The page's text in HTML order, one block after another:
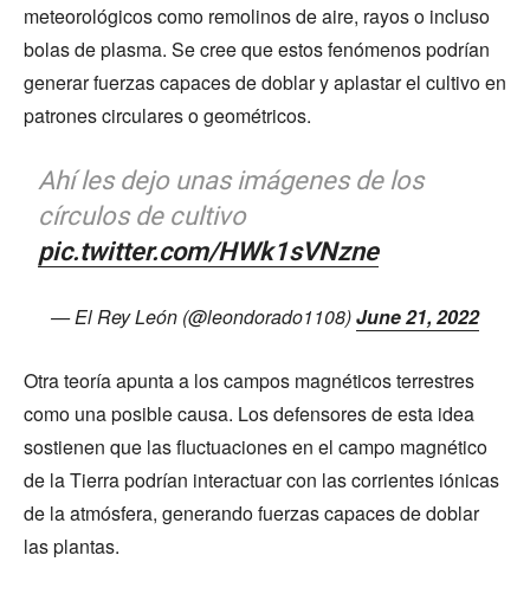
meteorológicos como remolinos de aire, rayos o incluso
bolas de plasma. Se cree que estos fenómenos podrían
generar fuerzas capaces de doblar y aplastar el cultivo en
patrones circulares o geométricos.
Ahí les dejo unas imágenes de los
círculos de cultivo
pic.twitter.com/HWk1sVNzne
— El Rey León (@leondorado1108)June 21, 2022
Otra teoría apunta a los campos magnéticos terrestres
como una posible causa. Los defensores de esta idea
sostienen que las fluctuaciones en el campo magnético
de la Tierra podrían interactuar con las corrientes iónicas
de la atmósfera, generando fuerzas capaces de doblar
las plantas.